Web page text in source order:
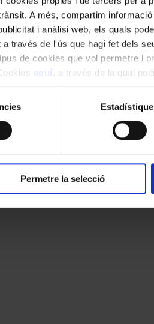
A més, compartim
i anàlisi web, els quals
través de l'ús que hagi fet dels
de cookies que vol permetre i
aquí
, a través de la qual
Permetre la selecció